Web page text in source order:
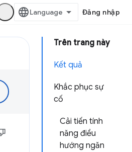
Đăng nhập
Trên trang này
Kết quả
Khắc phục sự
cố
Cải tiến tính
năng điều
hướng ngăn